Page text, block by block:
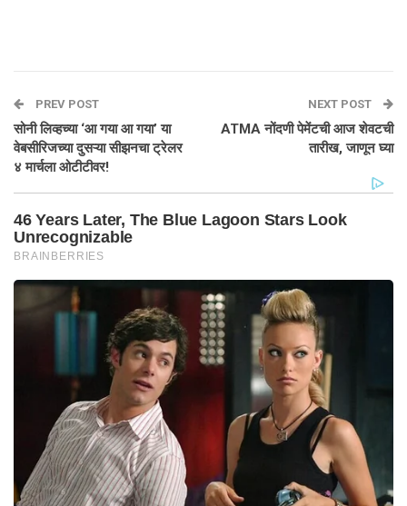
PREV POST
सोनी लिव्हच्या ‘आ गया आ गया’ या
वेबसीरिजच्या दुसऱ्या सीझनचा ट्रेलर
४ मार्चला ओटीटीवर!
NEXT POST
ATMA नोंदणी पेमेंटची आज शेवटची
तारीख, जाणून घ्या